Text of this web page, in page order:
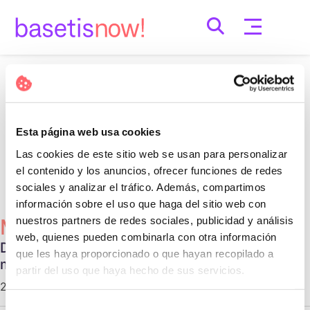
Esta página web usa cookies
Las cookies de este sitio web se usan para personalizar
el contenido y los anuncios, ofrecer funciones de redes
sociales y analizar el tráfico. Además, compartimos
información sobre el uso que haga del sitio web con
nuestros partners de redes sociales, publicidad y análisis
web, quienes pueden combinarla con otra información
que les haya proporcionado o que hayan recopilado a
partir del uso que haya hecho de sus servicios.
Selección
Nothing Found
Perhaps searching can help.
Cerca:
Més Populars
Diferentes tipos de relaciones no
monogámicas
29 d'octubre de 2020 |Communication